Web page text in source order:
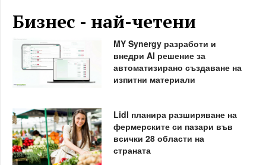
Бизнес - най-четени
MY Synergy разработи и
внедри AI решение за
автоматизирано създаване на
изпитни материали
Lidl планира разширяване на
фермерските си пазари във
всички 28 области на
страната